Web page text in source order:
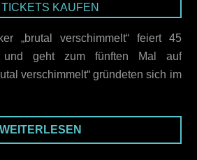
TICKETS KAUFEN
„brutal verschimmelt“ feiert 45
und geht zum fünften Mal auf
verschimmelt“ gründeten sich im
WEITERLESEN